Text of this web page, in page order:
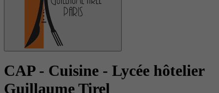
CAP - Cuisine - Lycée hôtelier
Guillaume Tirel